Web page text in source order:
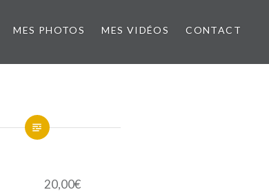
MES PHOTOS MES VIDÉOS CONTACT
20,00€